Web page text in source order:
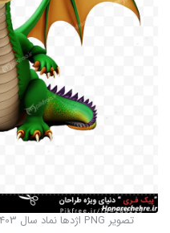
تصویر PNG اژدها نماد سال 1403 و 2024 | فری پیک ایرانی | پیک ...